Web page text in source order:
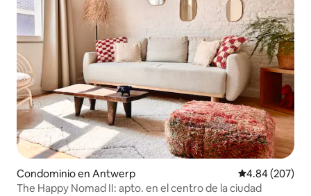
Condominio en Antwerp Calificación
4.84 (207)
The Happy Nomad II: apto. en el centro de la ciudad